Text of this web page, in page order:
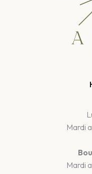
Mardi
Mardi